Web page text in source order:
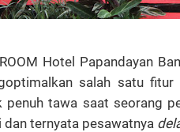
Hotel Papandayan
salah satu fitur
penuh tawa saat seorang
dan ternyata pesawatnya